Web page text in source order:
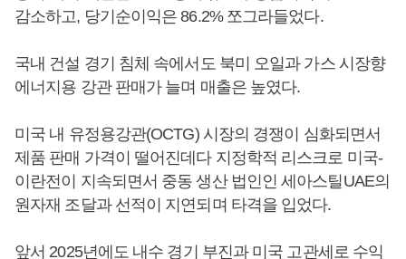
감소하고, 당기순이익은 86.2% 쪼그라들었다.
국내 건설 경기 침체 속에서도 북미 오일과 가스 시장향
에너지용 강관 판매가 늘며 매출은 높였다.
미국 내 유정용강관(OCTG) 시장의 경쟁이 심화되면서
제품 판매 가격이 떨어진데다 지정학적 리스크로 미국-
이란전이 지속되면서 중동 생산 법인인 세아스틸UAE의
원자재 조달과 선적이 지연되며 타격을 입었다.
앞서 2025년에도 내수 경기 부진과 미국 고관세로 수익